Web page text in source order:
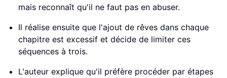
mais reconnaît qu'il ne faut pas en abuser.
Il réalise ensuite que l'ajout de rêves dans chaque
chapitre est excessif et décide de limiter ces
séquences à trois.
L'auteur explique qu'il préfère procéder par étapes